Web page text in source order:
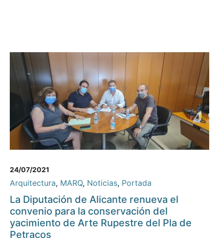
24/07/2021
Arquitectura, MARQ, Noticias, Portada
La Diputación de Alicante renueva el
convenio para la conservación del
yacimiento de Arte Rupestre del Pla de
Petracos